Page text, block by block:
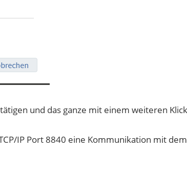
und das ganze mit einem weiteren Klick
IP Port 8840 eine Kommunikation mit dem